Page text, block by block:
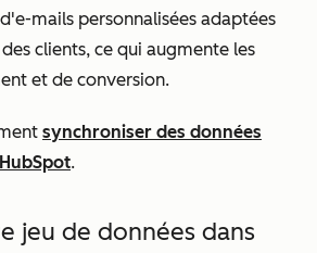
mails personnalisées adaptées
clients, ce qui augmente les
et de conversion.
synchroniser des données
.
jeu de données dans